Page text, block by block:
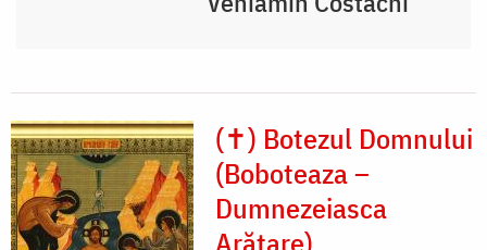
(✝) Botezul Domnului
(Boboteaza –
Dumnezeiasca